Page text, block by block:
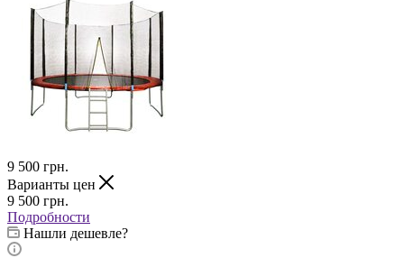
9 500 грн.
Варианты цен
9 500 грн.
Подробности
Нашли дешевле?